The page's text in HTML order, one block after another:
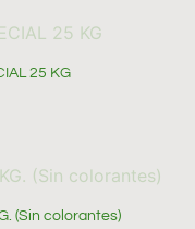
25 KG
(Sin colorantes)